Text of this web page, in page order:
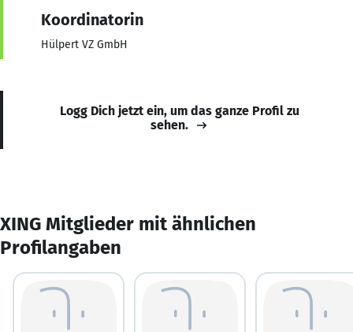
Koordinatorin
Hülpert VZ GmbH
Logg Dich jetzt ein, um das ganze Profil zu
sehen.
XING Mitglieder mit ähnlichen
Profilangaben